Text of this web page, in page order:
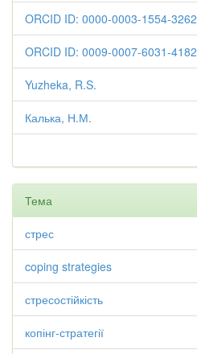
ORCID ID: 0000-0003-1554-3262
ORCID ID: 0009-0007-6031-4182
Yuzheka, R.S.
Калька, Н.М.
Тема
стрес
coping strategies
стресостійкість
копінг-стратегії